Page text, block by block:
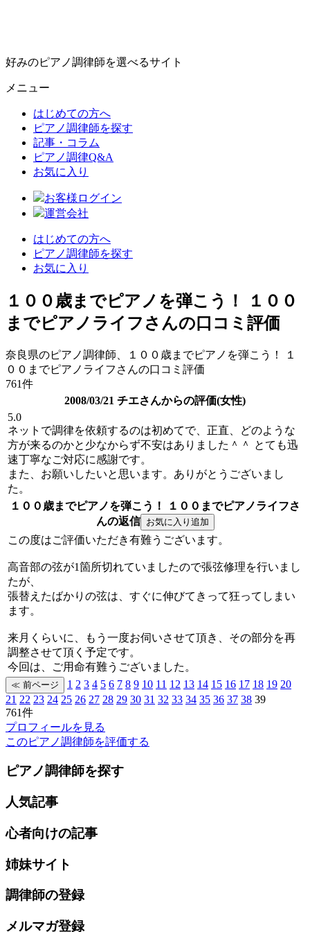
好みのピアノ調律師を選べるサイト
メニュー
はじめての方へ
ピアノ調律師を探す
記事・コラム
ピアノ調律Q&A
お気に入り
お客様ログイン
運営会社
はじめての方へ
ピアノ調律師を探す
お気に入り
１００歳までピアノを弾こう！ １００
までピアノライフさんの口コミ評価
奈良県のピアノ調律師、１００歳までピアノを弾こう！ １
００までピアノライフさんの口コミ評価
761件
2008/03/21 チエさんからの評価(女性)
5.0
ネットで調律を依頼するのは初めてで、正直、どのような
方が来るのかと少なからず不安はありました＾＾ とても迅
速丁寧なご対応に感謝です。
また、お願いしたいと思います。ありがとうございまし
た。
１００歳までピアノを弾こう！ １００までピアノライフさ
んの返信
この度はご評価いただき有難うございます。
高音部の弦が1箇所切れていましたので張弦修理を行いまし
たが、
張替えたばかりの弦は、すぐに伸びてきって狂ってしまい
ます。
来月くらいに、もう一度お伺いさせて頂き、その部分を再
調整させて頂く予定です。
今回は、ご用命有難うございました。
1 2 3 4 5 6 7 8 9 10 11 12 13 14 15 16 17 18 19 20
21 22 23 24 25 26 27 28 29 30 31 32 33 34 35 36 37 38 39
761件
プロフィールを見る
このピアノ調律師を評価する
ピアノ調律師を探す
人気記事
心者向けの記事
姉妹サイト
調律師の登録
メルマガ登録